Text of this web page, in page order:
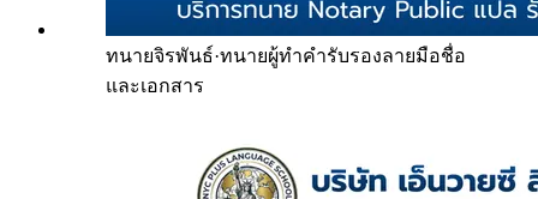
ทนายจิรพันธ์·ทนายผู้ทำคำรับรองลายมือชื่อ
และเอกสาร